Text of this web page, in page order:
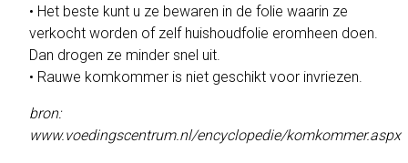
• Het beste kunt u ze bewaren in de folie waarin ze
verkocht worden of zelf huishoudfolie eromheen doen.
Dan drogen ze minder snel uit.
• Rauwe komkommer is niet geschikt voor invriezen.
bron:
www.voedingscentrum.nl/encyclopedie/komkommer.aspx